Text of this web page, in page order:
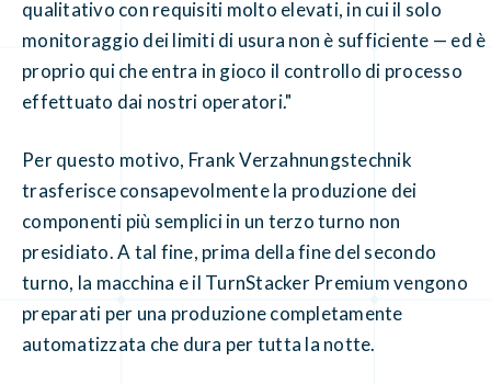
qualitativo con requisiti molto elevati, in cui il solo
monitoraggio dei limiti di usura non è sufficiente — ed è
proprio qui che entra in gioco il controllo di processo
effettuato dai nostri operatori."
Per questo motivo, Frank Verzahnungstechnik
trasferisce consapevolmente la produzione dei
componenti più semplici in un terzo turno non
presidiato. A tal fine, prima della fine del secondo
turno, la macchina e il TurnStacker Premium vengono
preparati per una produzione completamente
automatizzata che dura per tutta la notte.